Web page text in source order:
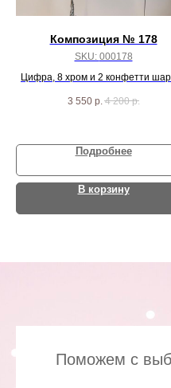
Композиция № 178
SKU: 000178
Цифра, 8 хром и 2 конфетти
3 550 р. 4 200 р.
Подробнее
В корзину
Поможем с